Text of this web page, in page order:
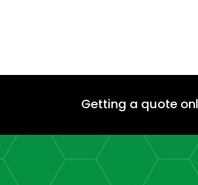
Getting a quote